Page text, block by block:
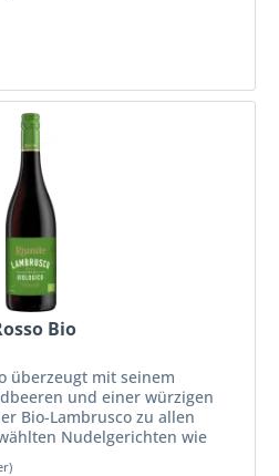
Bio
überzeugt mit seinem
und einer würzigen
Bio-Lambrusco zu allen
Nudelgerichten wie